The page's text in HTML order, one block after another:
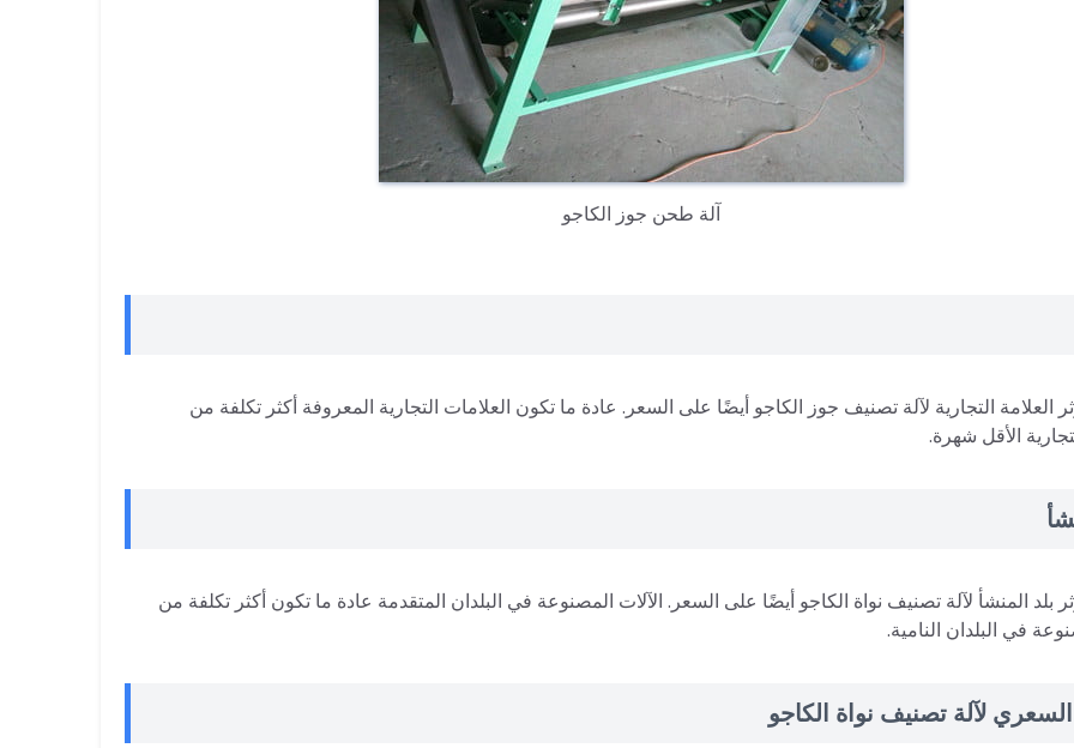
آلة طحن جوز الكاجو
العلامة التجارية لآلة تصنيف جوز الكاجو أيضًا على السعر. عادة ما تكون العلامات التجارية المعروفة أكثر تكلفة من
الأقل شهرة.
بلد المنشأ لآلة تصنيف نواة الكاجو أيضًا على السعر. الآلات المصنوعة في البلدان المتقدمة عادة ما تكون أكثر تكلفة من
في البلدان النامية.
لآلة تصنيف نواة الكاجو